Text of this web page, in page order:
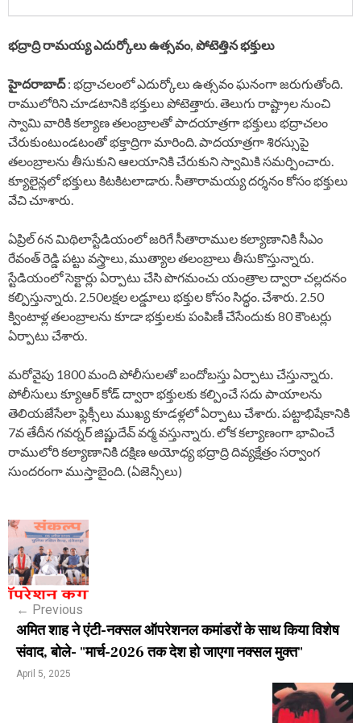
భద్రాద్రి రామయ్య ఎదుర్కోలు ఉత్సవం, పోటెత్తిన భక్తులు
హైదరాబాద్: భద్రాచలంలో ఎదుర్కోలు ఉత్సవం ఘనంగా జరుగుతోంది.
రాములోరిని చూడటానికి భక్తులు పోటెత్తారు. తెలుగు రాష్ట్రాల నుంచి
స్వామి వారికి కల్యాణ తలంబ్రాలతో పాదయాత్రగా భక్తులు భద్రాచలం
చేరుకుంటుండటంతో భక్తాద్రిగా మారింది. పాదయాత్రగా శిరస్సుపై
తలంబ్రాలను తీసుకుని ఆలయానికి చేరుకుని స్వామికి సమర్పించారు.
క్యూలైన్లలో భక్తులు కిటకిటలాడారు. సీతారామయ్య దర్శనం కోసం భక్తులు
వేచి చూశారు.
ఏప్రిల్ 6న మిథిలాస్టేడియంలో జరిగే సీతారాముల కల్యాణానికి సీఎం
రేవంత్ రెడ్డి పట్టు వస్త్రాలు, ముత్యాల తలంబ్రాలు తీసుకొస్తున్నారు.
స్టేడియంలో సెక్టార్లు ఏర్పాటు చేసి పొగమంచు యంత్రాల ద్వారా చల్లదనం
కల్పిస్తున్నారు. 2.50లక్షల లడ్డూలు భక్తుల కోసం సిద్ధం. చేశారు. 2.50
క్వింటాళ్ల తలంబ్రాలను కూడా భక్తులకు పంపిణీ చేసేందుకు 80 కౌంటర్లు
ఏర్పాటు చేశారు.
మరోవైపు 1800 మంది పోలీసులతో బందోబస్తు ఏర్పాటు చేస్తున్నారు.
పోలీసులు క్యూఆర్ కోడ్ ద్వారా భక్తులకు కల్పించే సదు పాయాలను
తెలియజేసేలా ఫ్లెక్సీలు ముఖ్య కూడళ్లలో ఏర్పాటు చేశారు. పట్టాభిషేకానికి
7వ తేదీన గవర్నర్ జిష్ణుదేవ్ వర్మ వస్తున్నారు. లోక కల్యాణంగా భావించే
రాములోరి కల్యాణానికి దక్షిణ అయోధ్య భద్రాద్రి దివ్యక్షేత్రం సర్వాంగ
సుందరంగా ముస్తాబైంది. (ఏజెన్సీలు)
P
o
s
n
a
← Previous
अमित शाह ने एंटी-नक्सल ऑपरेशनल कमांडरों के साथ किया विशेष
संवाद, बोले- "मार्च-2026 तक देश हो जाएगा नक्सल मुक्त"
April 5, 2025